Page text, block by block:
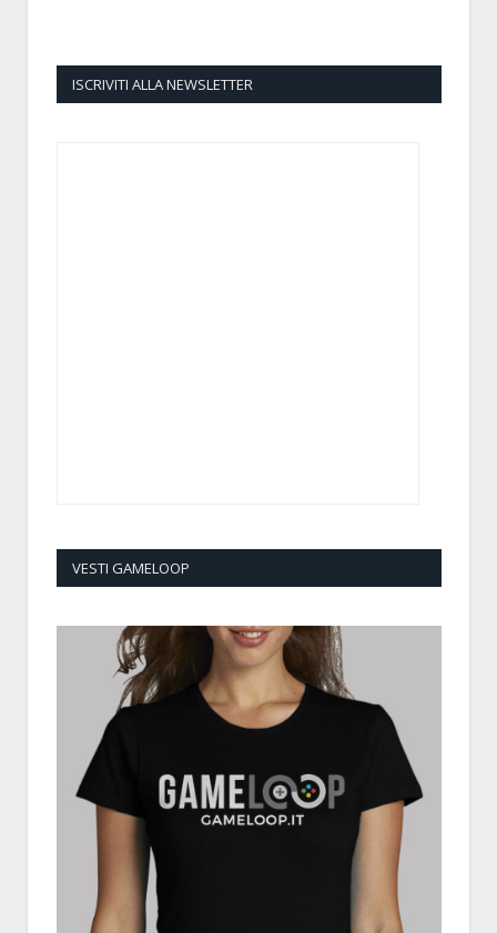
ISCRIVITI ALLA NEWSLETTER
VESTI GAMELOOP